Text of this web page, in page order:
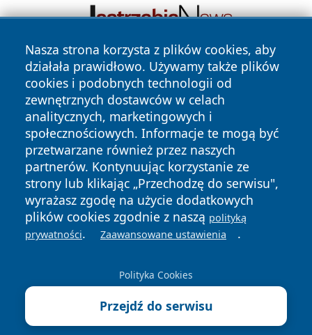
Nasza strona korzysta z plików cookies, aby
działała prawidłowo. Używamy także plików
cookies i podobnych technologii od
zewnętrznych dostawców w celach
analitycznych, marketingowych i
społecznościowych. Informacje te mogą być
przetwarzane również przez naszych
partnerów. Kontynuując korzystanie ze
strony lub klikając „Przechodzę do serwisu",
wyrażasz zgodę na użycie dodatkowych
plików cookies zgodnie z naszą polityką
prywatności. Zaawansowane ustawienia .
Polityka Cookies
Przejdź do serwisu
Copyright © 2026 echobialystok.pl Wszystkie prawa
zastrzeżone.
News Autorzy
Polityka
Prywatności
Polityka
Cookies